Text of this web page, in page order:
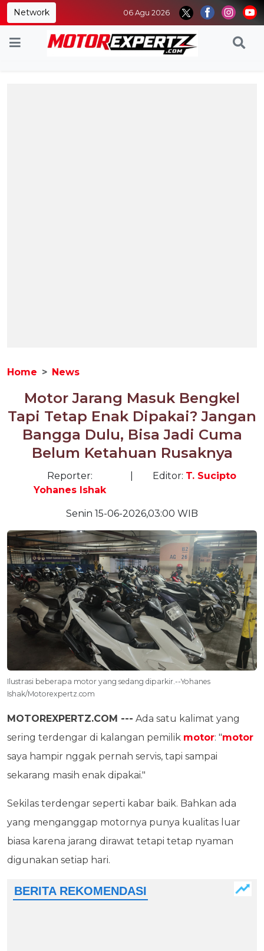
Network 06 Agu 2026
Home News
Motor Jarang Masuk Bengkel
Tapi Tetap Enak Dipakai? Jangan
Bangga Dulu, Bisa Jadi Cuma
Belum Ketahuan Rusaknya
Reporter:
Yohanes Ishak
Editor: T. Sucipto
Senin 15-06-2026,03:00 WIB
Ilustrasi beberapa motor yang sedang diparkir.--Yohanes
Ishak/Motorexpertz.com
MOTOREXPERTZ.COM --- Ada satu kalimat yang
sering terdengar di kalangan pemilik motor: "motor
saya hampir nggak pernah servis, tapi sampai
sekarang masih enak dipakai."
Sekilas terdengar seperti kabar baik. Bahkan ada
yang menganggap motornya punya kualitas luar
biasa karena jarang dirawat tetapi tetap nyaman
digunakan setiap hari.